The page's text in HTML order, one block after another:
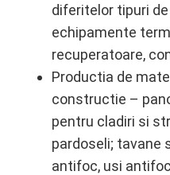
diferitelor tipuri
echipamente
recuperatoare,
Productia de
constructie –
pentru cladiri si
pardoseli; tavane
antifoc, usi